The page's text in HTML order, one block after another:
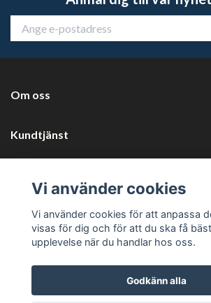
Om oss
Kundtjänst
Sociala medier
Vi använder cookies
Vi använder cookies för att anpassa
visas för dig och för att du ska få
upplevelse när du handlar hos oss.
Godkänn alla